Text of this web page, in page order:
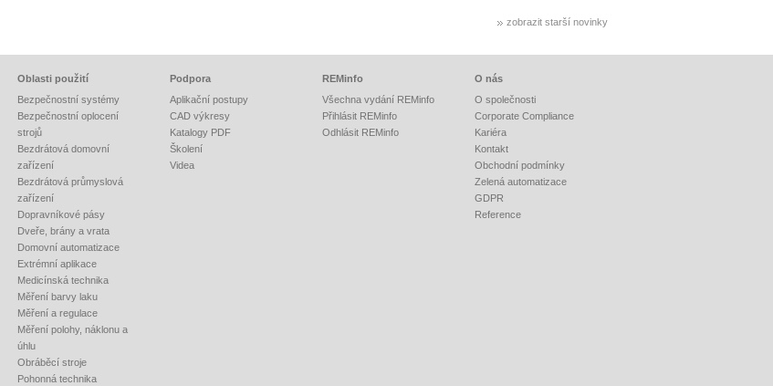
zobrazit starší novinky
Oblasti použití
Bezpečnostní systémy
Bezpečnostní oplocení
strojů
Bezdrátová domovní
zařízení
Bezdrátová průmyslová
zařízení
Dopravníkové pásy
Dveře, brány a vrata
Domovní automatizace
Extrémní aplikace
Medicínská technika
Měření barvy laku
Měření a regulace
Měření polohy, náklonu a
úhlu
Obráběcí stroje
Pohonná technika
Podpora
Aplikační postupy
CAD výkresy
Katalogy PDF
Školení
Videa
REMinfo
Všechna vydání REMinfo
Přihlásit REMinfo
Odhlásit REMinfo
O nás
O společnosti
Corporate Compliance
Kariéra
Kontakt
Obchodní podmínky
Zelená automatizace
GDPR
Reference